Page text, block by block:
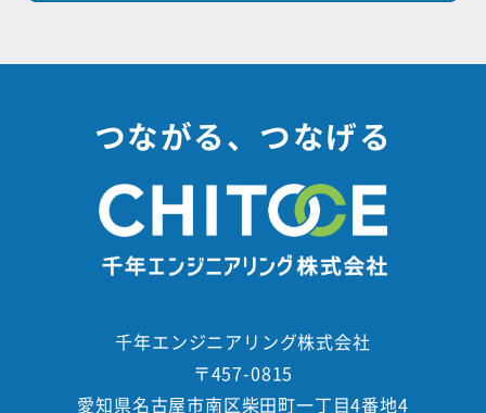
つながる、つなげる
千年エンジニアリング株式会社
〒457-0815
愛知県名古屋市南区柴田町一丁目4番地4